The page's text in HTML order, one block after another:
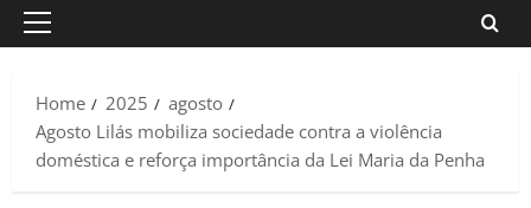
Primary
Home
2025
agosto
Agosto Lilás mobiliza sociedade contra a violência
doméstica e reforça importância da Lei Maria da Penha